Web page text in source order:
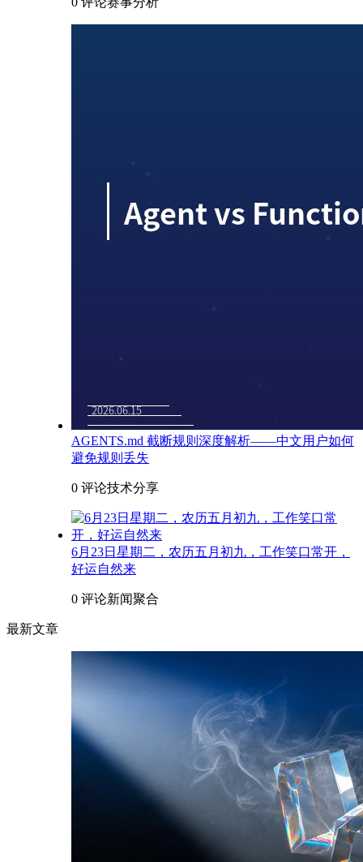
AGENTS.md 截断规则深度解析——中文用户如何
避免规则丢失
0 评论技术分享
6月23日星期二，农历五月初九，工作笑口常开，
好运自然来
0 评论新闻聚合
最新文章